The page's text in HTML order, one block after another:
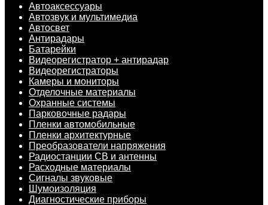
Автоаксессуары
Автозвук и мультимедиа
Автосвет
Антирадары
Батарейки
Видеорегистратор + антирадар
Видеорегистраторы
Камеры и мониторы
Отделочные материалы
Охранные системы
Парковочные радары
Пленки автомобильные
Пленки архитектурные
Преобразователи напряжения
Радиостанции CB и антенны
Расходные материалы
Сигналы звуковые
Шумоизоляция
Диагностические приборы